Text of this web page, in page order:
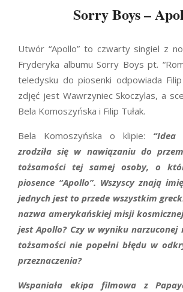
Sorry Boys –
Utwór “Apollo” to czwarty singiel z
Fryderyka albumu Sorry Boys pt.
teledysku do piosenki odpowiada
zdjęć jest Wawrzyniec Skoczylas, a
Bela Komoszyńska i Filip Tułak.
Bela Komoszyńska o klipie: “Idea
zrodziła się w nawiązaniu do
tożsamości tej samej osoby, o
piosence “Apollo”. Wszyscy znają
jednych jest to przede wszystkim
nazwa amerykańskiej misji
jest Apollo? Czy w wyniku narzuconej
tożsamości nie popełni błędu w
przeznaczenia?
Wspaniała ekipa filmowa z